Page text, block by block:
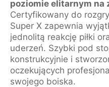
poziomie elitarnym na
Certyfikowany do
Super X zapewnia
jednolitą reakcję piłki
uderzeń. Szybki pod
konstrukcyjnie i
oczekujących
swojego boiska.